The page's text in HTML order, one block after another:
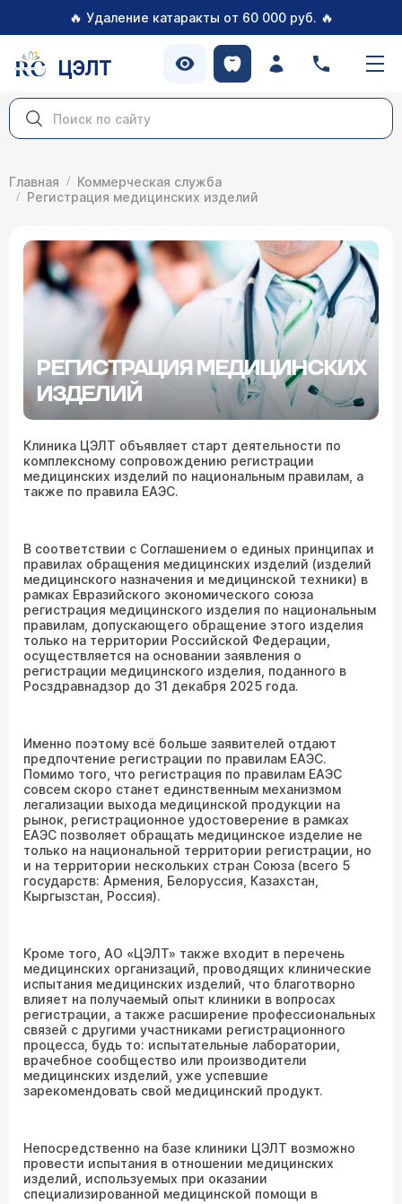
🔥 Удаление катаракты от 60 000 руб. 🔥
ЦЭЛТ
Главная
Коммерческая служба
Регистрация медицинских изделий
РЕГИСТРАЦИЯ МЕДИЦИНСКИХ
ИЗДЕЛИЙ
Клиника ЦЭЛТ объявляет старт деятельности по
комплексному сопровождению регистрации
медицинских изделий по национальным правилам, а
также по правила ЕАЭС.
В соответствии с Соглашением о единых принципах и
правилах обращения медицинских изделий (изделий
медицинского назначения и медицинской техники) в
рамках Евразийского экономического союза
регистрация медицинского изделия по национальным
правилам, допускающего обращение этого изделия
только на территории Российской Федерации,
осуществляется на основании заявления о
регистрации медицинского изделия, поданного в
Росздравнадзор до 31 декабря 2025 года.
Именно поэтому всё больше заявителей отдают
предпочтение регистрации по правилам ЕАЭС.
Помимо того, что регистрация по правилам ЕАЭС
совсем скоро станет единственным механизмом
легализации выхода медицинской продукции на
рынок, регистрационное удостоверение в рамках
ЕАЭС позволяет обращать медицинское изделие не
только на национальной территории регистрации, но
и на территории нескольких стран Союза (всего 5
государств: Армения, Белоруссия, Казахстан,
Кыргызстан, Россия).
Кроме того, АО «ЦЭЛТ» также входит в перечень
медицинских организаций, проводящих клинические
испытания медицинских изделий, что благотворно
влияет на получаемый опыт клиники в вопросах
регистрации, а также расширение профессиональных
связей с другими участниками регистрационного
процесса, будь то: испытательные лаборатории,
врачебное сообщество или производители
медицинских изделий, уже успевшие
зарекомендовать свой медицинский продукт.
Непосредственно на базе клиники ЦЭЛТ возможно
провести испытания в отношении медицинских
изделий, используемых при оказании
специализированной медицинской помощи в